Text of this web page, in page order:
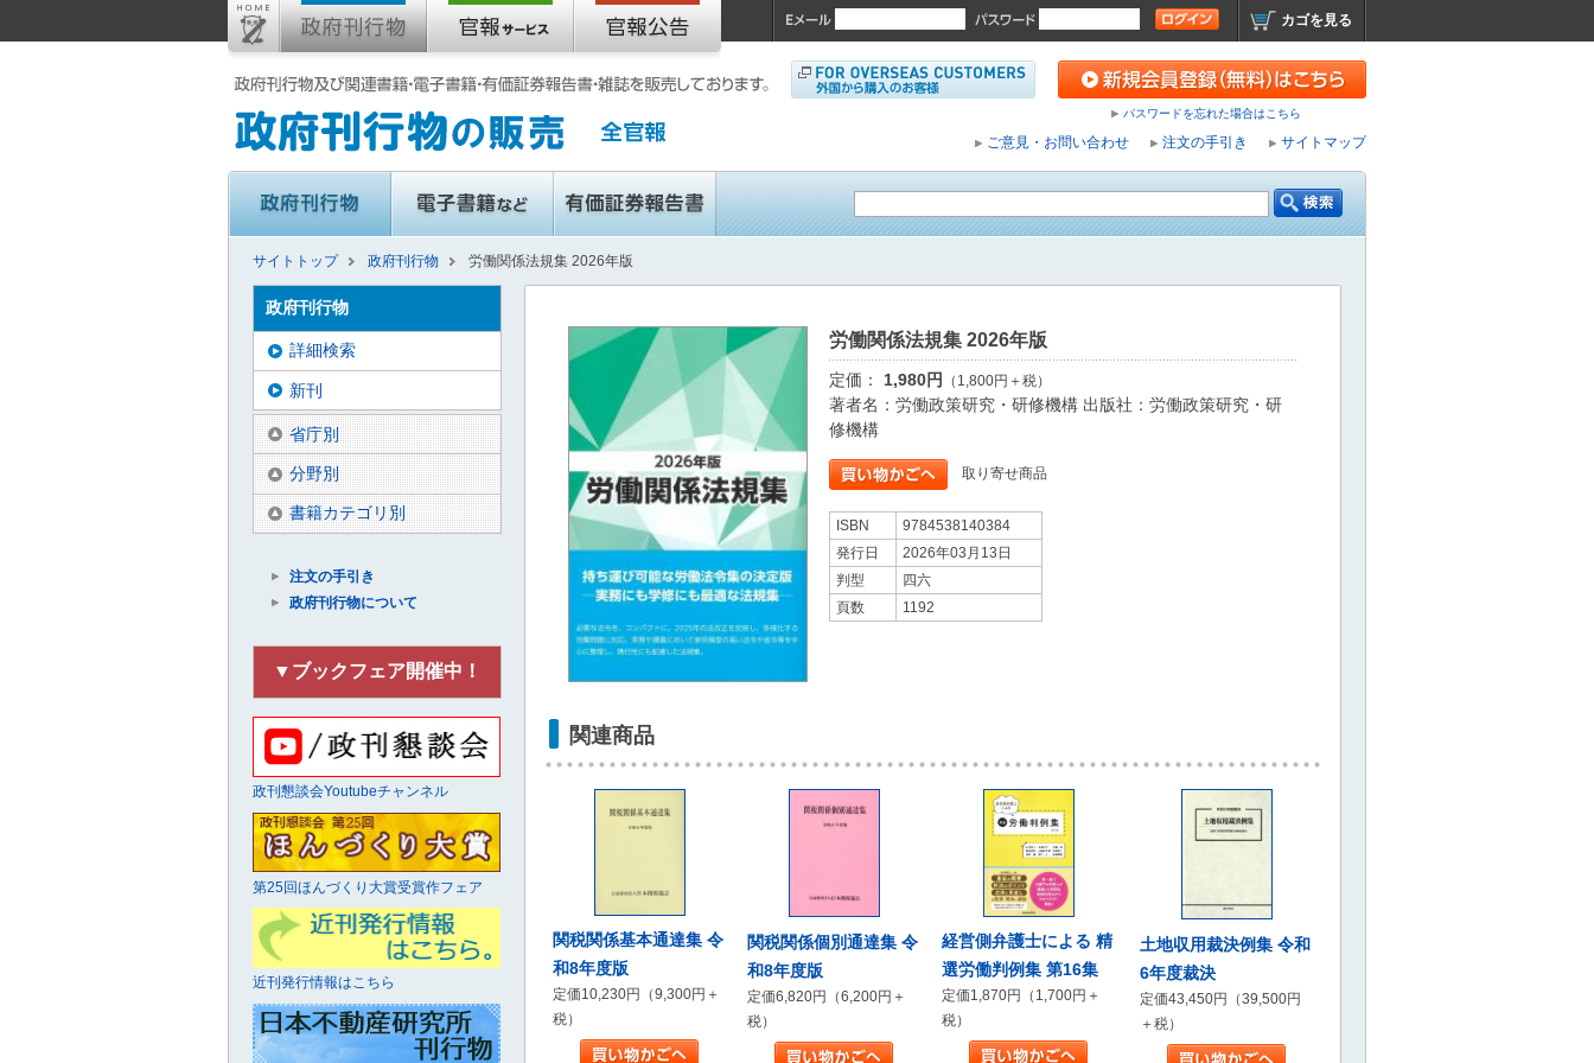
カゴを見る
パスワードを忘れた場合はこちら
ご意見・お問い合わせ 注文の手引き サイトマップ
サイトトップ 政府刊行物 労働関係法規集 2026年版
労働関係法規集 2026年版
定価： 1,980円 （1,800円＋税）
著者名：労働政策研究・研修機構 出版社：労働政策研究・研
修機構
取り寄せ商品
ISBN
9784538140384
発行日
2026年03月13日
判型
四六
頁数
1192
関連商品
関税関係基本通達集 令
和8年度版
定価10,230円（9,300円＋
税）
関税関係個別通達集 令
和8年度版
定価6,820円（6,200円＋
税）
経営側弁護士による 精
選労働判例集 第16集
定価1,870円（1,700円＋
税）
土地収用裁決例集 令和
6年度裁決
定価43,450円（39,500円
＋税）
政府刊行物
詳細検索
新刊
省庁別
分野別
書籍カテゴリ別
注文の手引き
政府刊行物について
▼ブックフェア開催中！
政刊懇談会Youtubeチャンネル
第25回ほんづくり大賞受賞作フェア
近刊発行情報はこちら